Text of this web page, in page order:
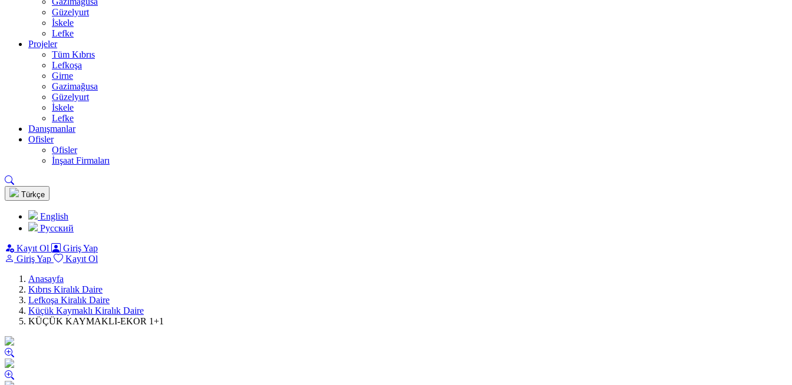
Güzelyurt
İskele
Lefke
Projeler
Tüm Kıbrıs
Lefkoşa
Girne
Gazimağusa
Güzelyurt
İskele
Lefke
Danışmanlar
Ofisler
Ofisler
İnşaat Firmaları
Türkçe
English
Pусский
Kayıt Ol
Giriş Yap
Giriş Yap
Kayıt Ol
Anasayfa
Kıbrıs Kiralık Daire
Lefkoşa Kiralık Daire
Küçük Kaymaklı Kiralık Daire
KÜÇÜK KAYMAKLI-EKOR 1+1